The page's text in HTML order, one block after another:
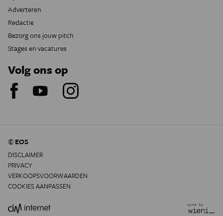
Adverteren
Redactie
Bezorg ons jouw pitch
Stages en vacatures
Volg ons op
© EOS
DISCLAIMER
PRIVACY
VERKOOPSVOORWAARDEN
COOKIES AANPASSEN